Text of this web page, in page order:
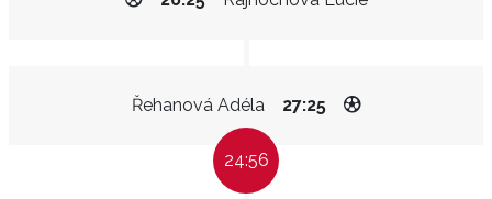
Řehanová Adéla 27:25
24:56